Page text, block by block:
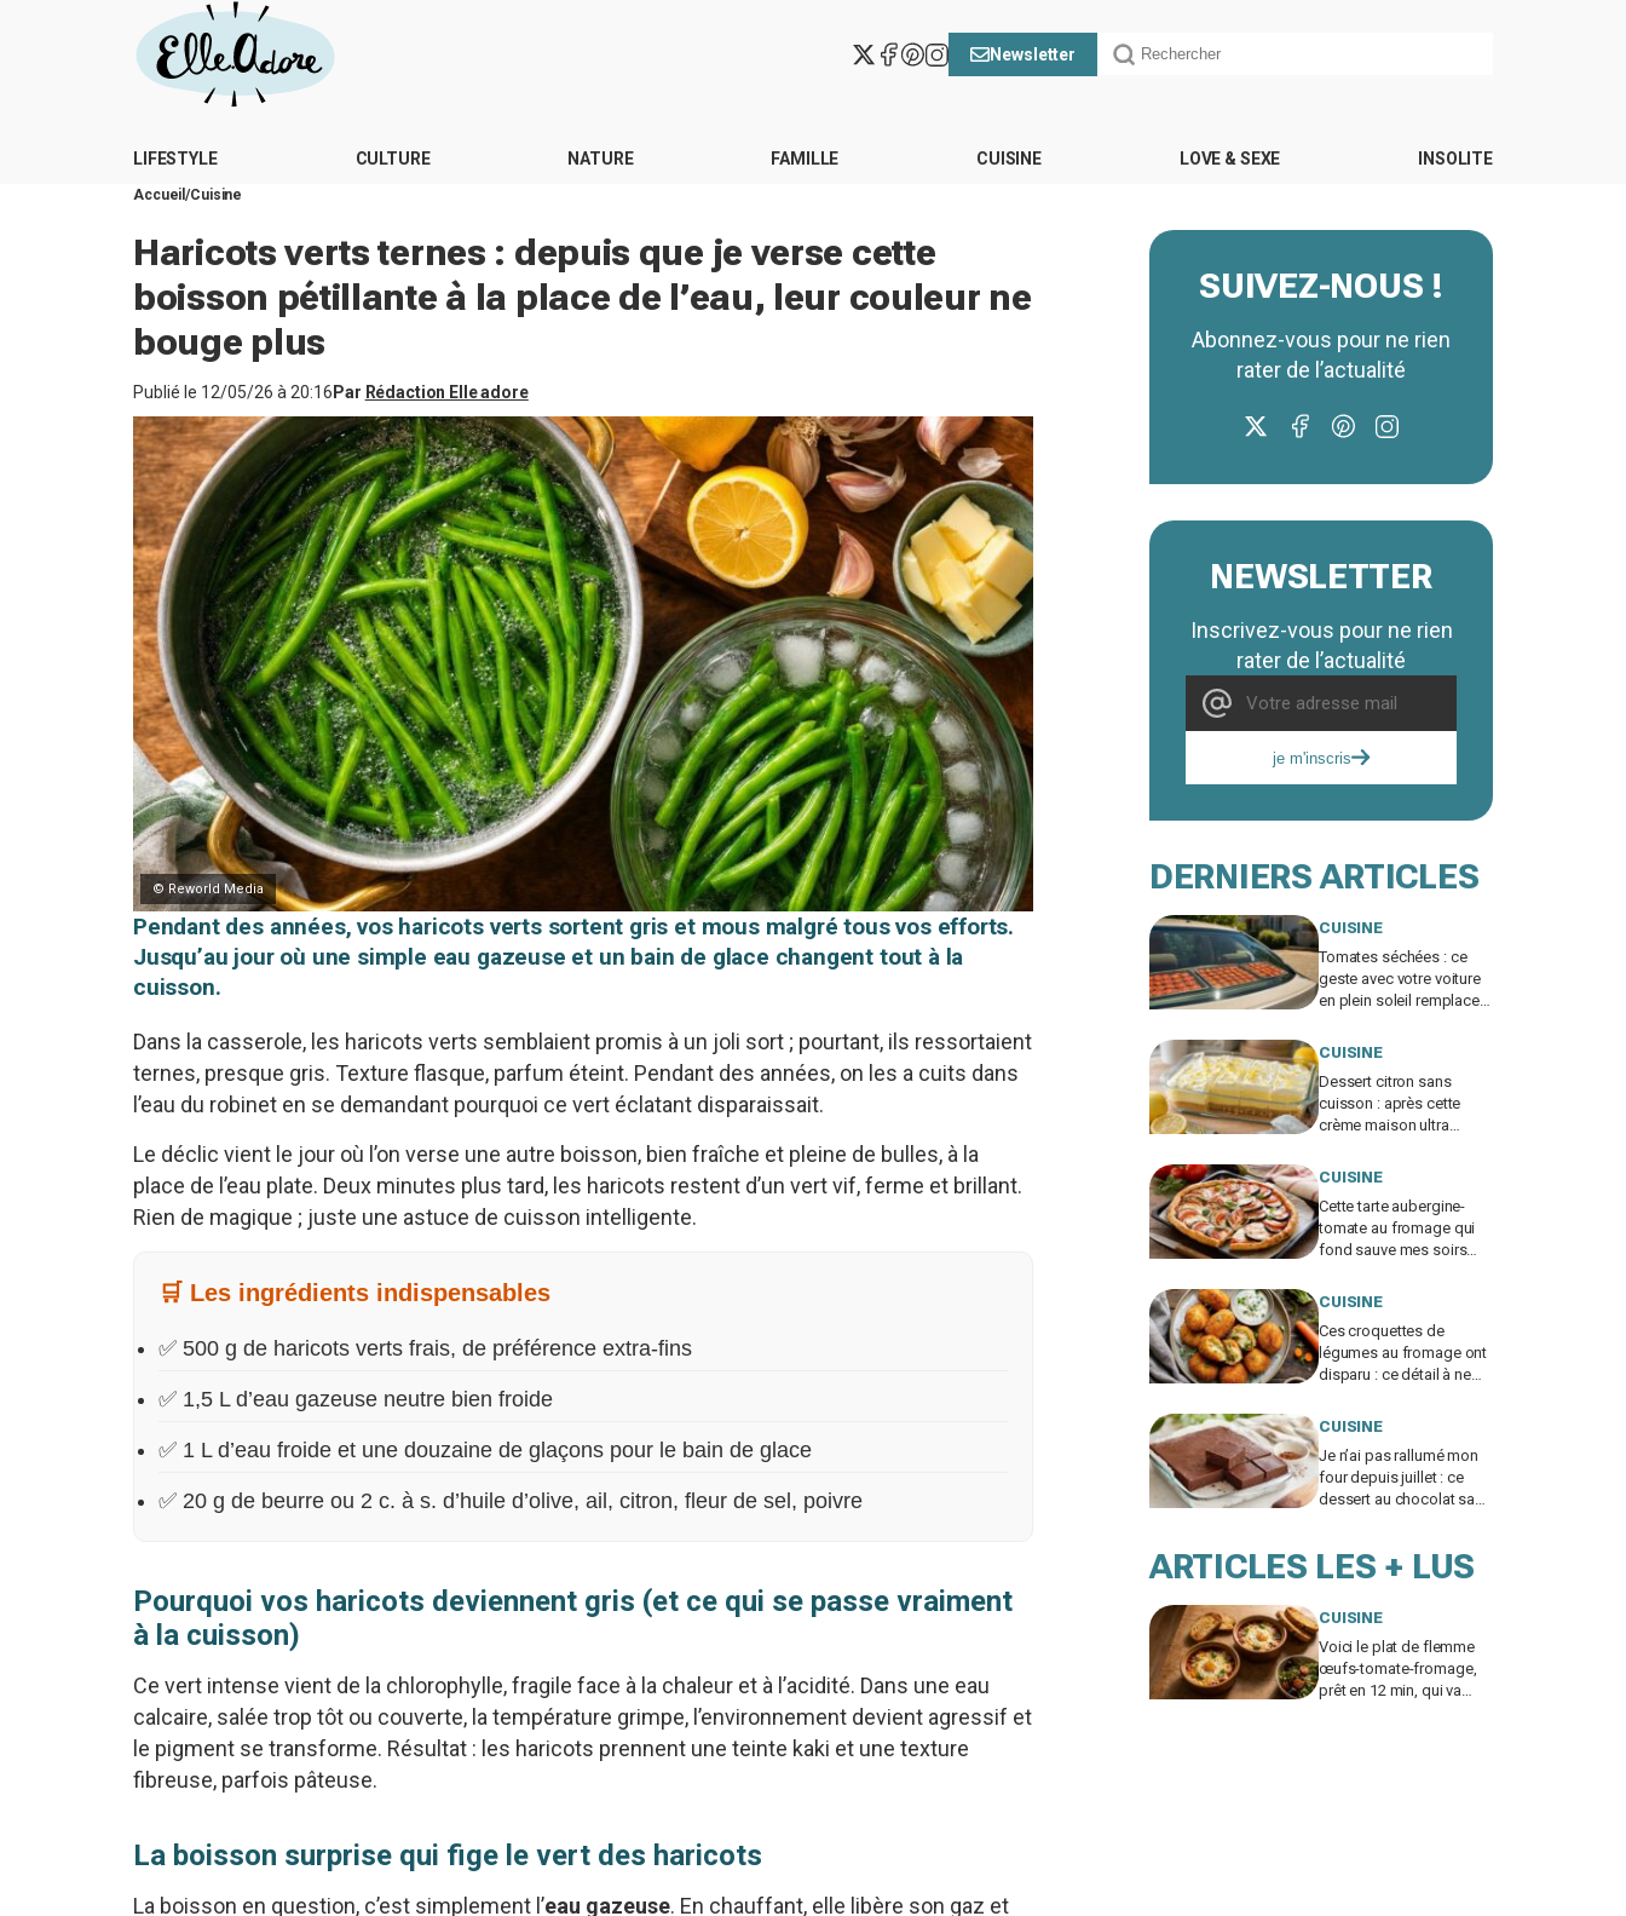
Newsletter
LIFESTYLE CULTURE NATURE FAMILLE CUISINE LOVE & SEXE INSOLITE
Accueil Cuisine
Haricots verts ternes : depuis que je verse cette
boisson pétillante à la place de l’eau, leur couleur ne
bouge plus
Publié le 12/05/26 à 20:16 Par Rédaction Elle adore
© Reworld Media
Pendant des années, vos haricots verts sortent gris et mous malgré tous vos efforts.
Jusqu’au jour où une simple eau gazeuse et un bain de glace changent tout à la
cuisson.
Dans la casserole, les haricots verts semblaient promis à un joli sort ; pourtant, ils ressortaient
ternes, presque gris. Texture flasque, parfum éteint. Pendant des années, on les a cuits dans
l’eau du robinet en se demandant pourquoi ce vert éclatant disparaissait.
Le déclic vient le jour où l’on verse une autre boisson, bien fraîche et pleine de bulles, à la
place de l’eau plate. Deux minutes plus tard, les haricots restent d’un vert vif, ferme et brillant.
Rien de magique ; juste une astuce de cuisson intelligente.
🛒 Les ingrédients indispensables
✅ 500 g de haricots verts frais, de préférence extra-fins
✅ 1,5 L d’eau gazeuse neutre bien froide
✅ 1 L d’eau froide et une douzaine de glaçons pour le bain de glace
✅ 20 g de beurre ou 2 c. à s. d’huile d’olive, ail, citron, fleur de sel, poivre
Pourquoi vos haricots deviennent gris (et ce qui se passe vraiment
à la cuisson)
Ce vert intense vient de la chlorophylle, fragile face à la chaleur et à l’acidité. Dans une eau
calcaire, salée trop tôt ou couverte, la température grimpe, l’environnement devient agressif et
le pigment se transforme. Résultat : les haricots prennent une teinte kaki et une texture
fibreuse, parfois pâteuse.
La boisson surprise qui fige le vert des haricots
La boisson en question, c’est simplement l’eau gazeuse. En chauffant, elle libère son gaz et
SUIVEZ-NOUS !
Abonnez-vous pour ne rien
rater de l’actualité
NEWSLETTER
Inscrivez-vous pour ne rien
rater de l’actualité
je m'inscris
DERNIERS ARTICLES
CUISINE
Tomates séchées : ce
geste avec votre voiture
en plein soleil remplace
vous faites cette erreur
CUISINE
Dessert citron sans
cuisson : après cette
crème maison ultra
plus jamais de pudding
CUISINE
Cette tarte aubergine-
tomate au fromage qui
fond sauve mes soirs
ce geste qui la ruine)
CUISINE
Ces croquettes de
légumes au fromage ont
disparu : ce détail à ne
éviter celles gorgées
CUISINE
Je n’ai pas rallumé mon
four depuis juillet : ce
dessert au chocolat sans
ARTICLES LES + LUS
CUISINE
Voici le plat de flemme
œufs-tomate-fromage,
prêt en 12 min, qui va